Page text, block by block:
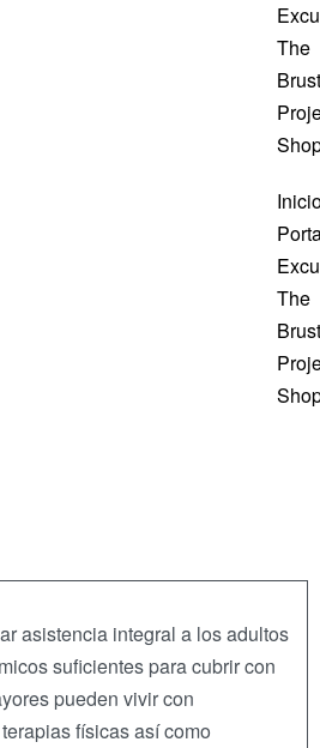
The
Brust
The
Brust
asistencia integral a los adultos
suficientes para cubrir con
pueden vivir con
físicas así como